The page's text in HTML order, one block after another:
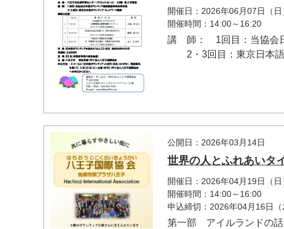
開催日：2026年06月07日（
開催時間：14:00～16:20
講 師： 1回目：当協会
2・3回目：東京日本語
公開日：2026年03月14日
世界の人とふれあいタ
開催日：2026年04月19日（日
開催時間：14:00～16:00
申込締切：2026年04月16日（
第一部 アイルランドの話